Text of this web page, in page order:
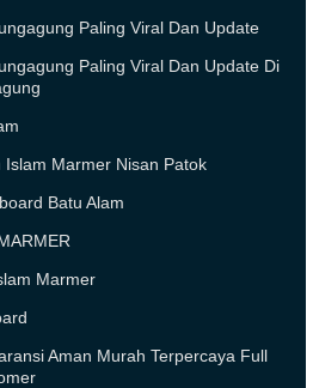
Paling Viral Dan Update
Paling Viral Dan Update Di
Marmer Nisan Patok
Batu Alam
Marmer
Aman Murah Terpercaya Full